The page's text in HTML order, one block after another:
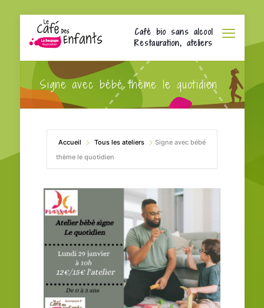
Café bio sans alcool
Restauration, ateliers
Signe avec bébé thème le quotidien
Accueil Tous les ateliers
Signe avec bébé
thème le quotidien